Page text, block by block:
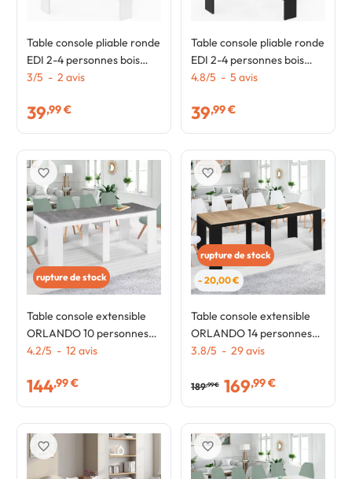
Table console pliable ronde
EDI 2-4 personnes bois
blanc plateau façon hêtre
3/5 - 2 avis
39,99 €
Table console pliable ronde
EDI 2-4 personnes bois
noir plateau façon hêtre
4.8/5 - 5 avis
39,99 €
rupture de stock
Table console extensible
ORLANDO 10 personnes
235 cm bois blanc et effet
4.2/5 - 12 avis
144,99 €
favorite_border
rupture de stock
- 20,00 €
Table console extensible
ORLANDO 14 personnes
300 cm bois noir et façon
3.8/5 - 29avis
189,99 € 169,99 €
favorite_border
favorite_border favorite_border